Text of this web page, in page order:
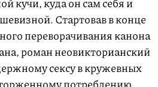
Стартовав в конце
переворачивания канона
роман неовикторианский
сексу в кружевных